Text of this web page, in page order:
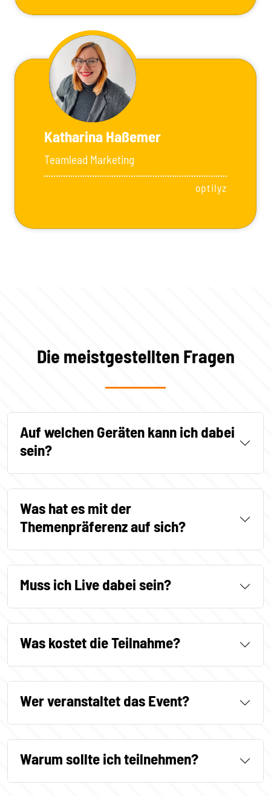
Katharina Haßemer
Teamlead Marketing
optilyz
Die meistgestellten Fragen
Auf welchen Geräten kann ich dabei
sein?
Was hat es mit der
Themenpräferenz auf sich?
Muss ich Live dabei sein?
Was kostet die Teilnahme?
Wer veranstaltet das Event?
Warum sollte ich teilnehmen?